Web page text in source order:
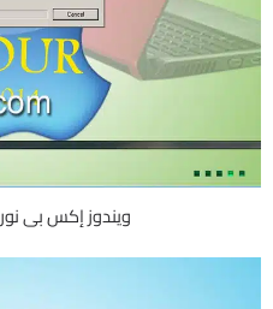
ويندوز إكس بى نور Win XP NouR v4